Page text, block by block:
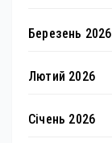
Березень 2026
Лютий 2026
Січень 2026